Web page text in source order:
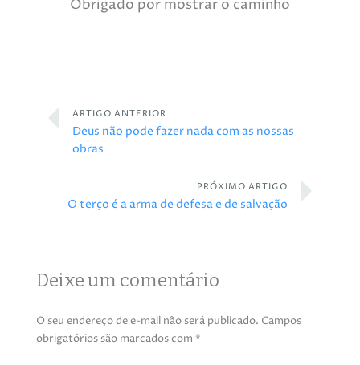
Obrigado por mostrar o caminho
ARTIGO ANTERIOR
Deus não pode fazer nada com as nossas
obras
PRÓXIMO ARTIGO
O terço é a arma de defesa e de salvação
Deixe um comentário
O seu endereço de e-mail não será publicado. Campos
obrigatórios são marcados com *